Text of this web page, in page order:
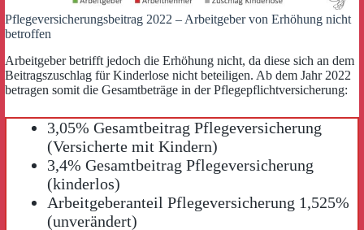
Pflegeversicherungsbeitrag 2022 – Arbeitgeber von Erhöhung nicht
betroffen
Arbeitgeber betrifft jedoch die Erhöhung nicht, da diese sich an dem
Beitragszuschlag für Kinderlose nicht beteiligen. Ab dem Jahr 2022
betragen somit die Gesamtbeträge in der Pflegepflichtversicherung:
3,05% Gesamtbeitrag Pflegeversicherung
(Versicherte mit Kindern)
3,4% Gesamtbeitrag Pflegeversicherung
(kinderlos)
Arbeitgeberanteil Pflegeversicherung 1,525%
(unverändert)